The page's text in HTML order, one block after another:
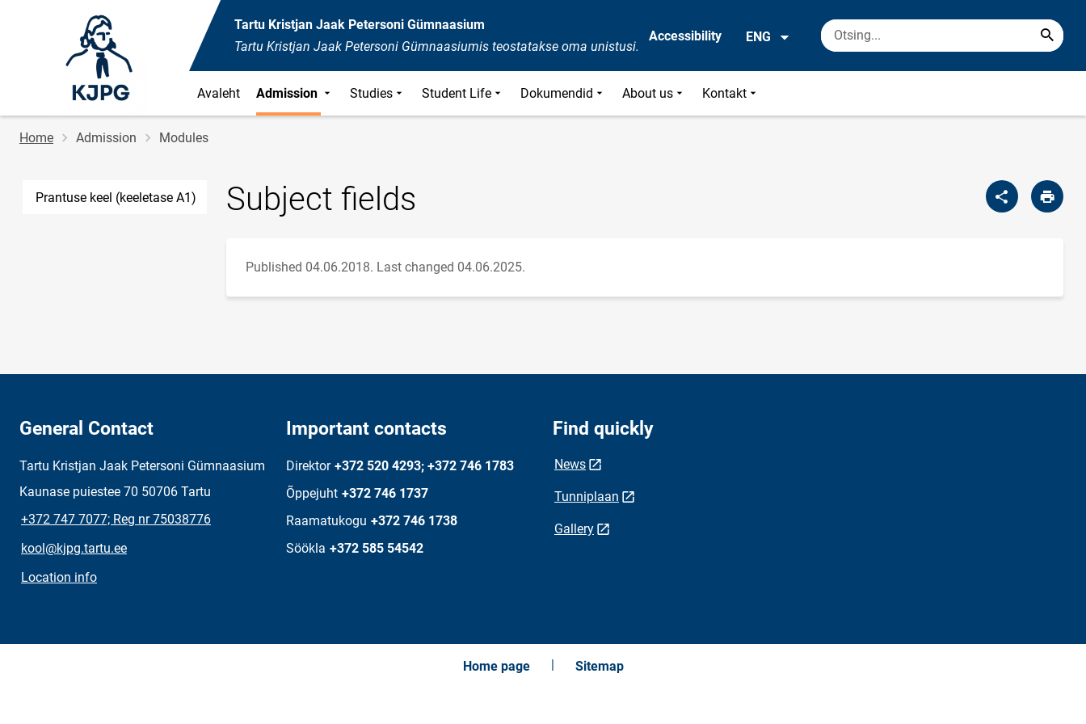
Tartu Kristjan Jaak Petersoni Gümnaasium
Tartu Kristjan Jaak Petersoni Gümnaasiumis teostatakse oma unistusi.
Accessibility ENG
Avaleht Admission Studies Student Life Dokumendid About us Kontakt
Breadcrumb
Home Admission Modules
Prantuse keel (keeletase A1) Subject fields
Published 04.06.2018. Last changed 04.06.2025.
General Contact
Tartu Kristjan Jaak Petersoni Gümnaasium
Kaunase puiestee 70 50706 Tartu
+372 747 7077; Reg nr 75038776
kool@kjpg.tartu.ee
Location info
Important contacts
Direktor +372 520 4293; +372 746 1783
Õppejuht +372 746 1737
Raamatukogu +372 746 1738
Söökla +372 585 54542
Find quickly
News
Tunniplaan
Gallery
Home page Sitemap